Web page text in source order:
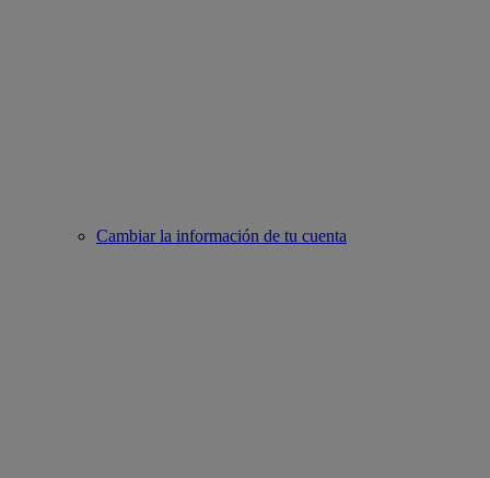
Cambiar la información de tu cuenta